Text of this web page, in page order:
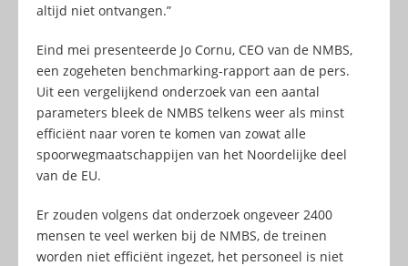
altijd niet ontvangen.”
Eind mei presenteerde Jo Cornu, CEO van de NMBS,
een zogeheten benchmarking-rapport aan de pers.
Uit een vergelijkend onderzoek van een aantal
parameters bleek de NMBS telkens weer als minst
efficiënt naar voren te komen van zowat alle
spoorwegmaatschappijen van het Noordelijke deel
van de EU.
Er zouden volgens dat onderzoek ongeveer 2400
mensen te veel werken bij de NMBS, de treinen
worden niet efficiënt ingezet, het personeel is niet